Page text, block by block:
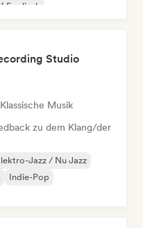
Englisch
Studio
Klassische Musik
zu dem Klang/der
Jazz / Nu Jazz
Indie-Pop